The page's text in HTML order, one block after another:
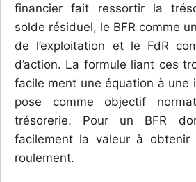
financier fait ressortir la
solde résiduel, le BFR comme
de l’exploitation et le FdR
d’action. La formule liant ces
facile ment une équation à une
pose comme objectif
trésorerie. Pour un BFR
facilement la valeur à
roulement.